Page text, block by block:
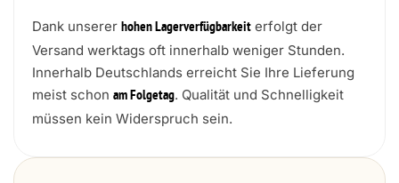
Dank unserer hohen Lagerverfügbarkeit erfolgt der
Versand werktags oft innerhalb weniger Stunden.
Innerhalb Deutschlands erreicht Sie Ihre Lieferung
meist schon am Folgetag. Qualität und Schnelligkeit
müssen kein Widerspruch sein.